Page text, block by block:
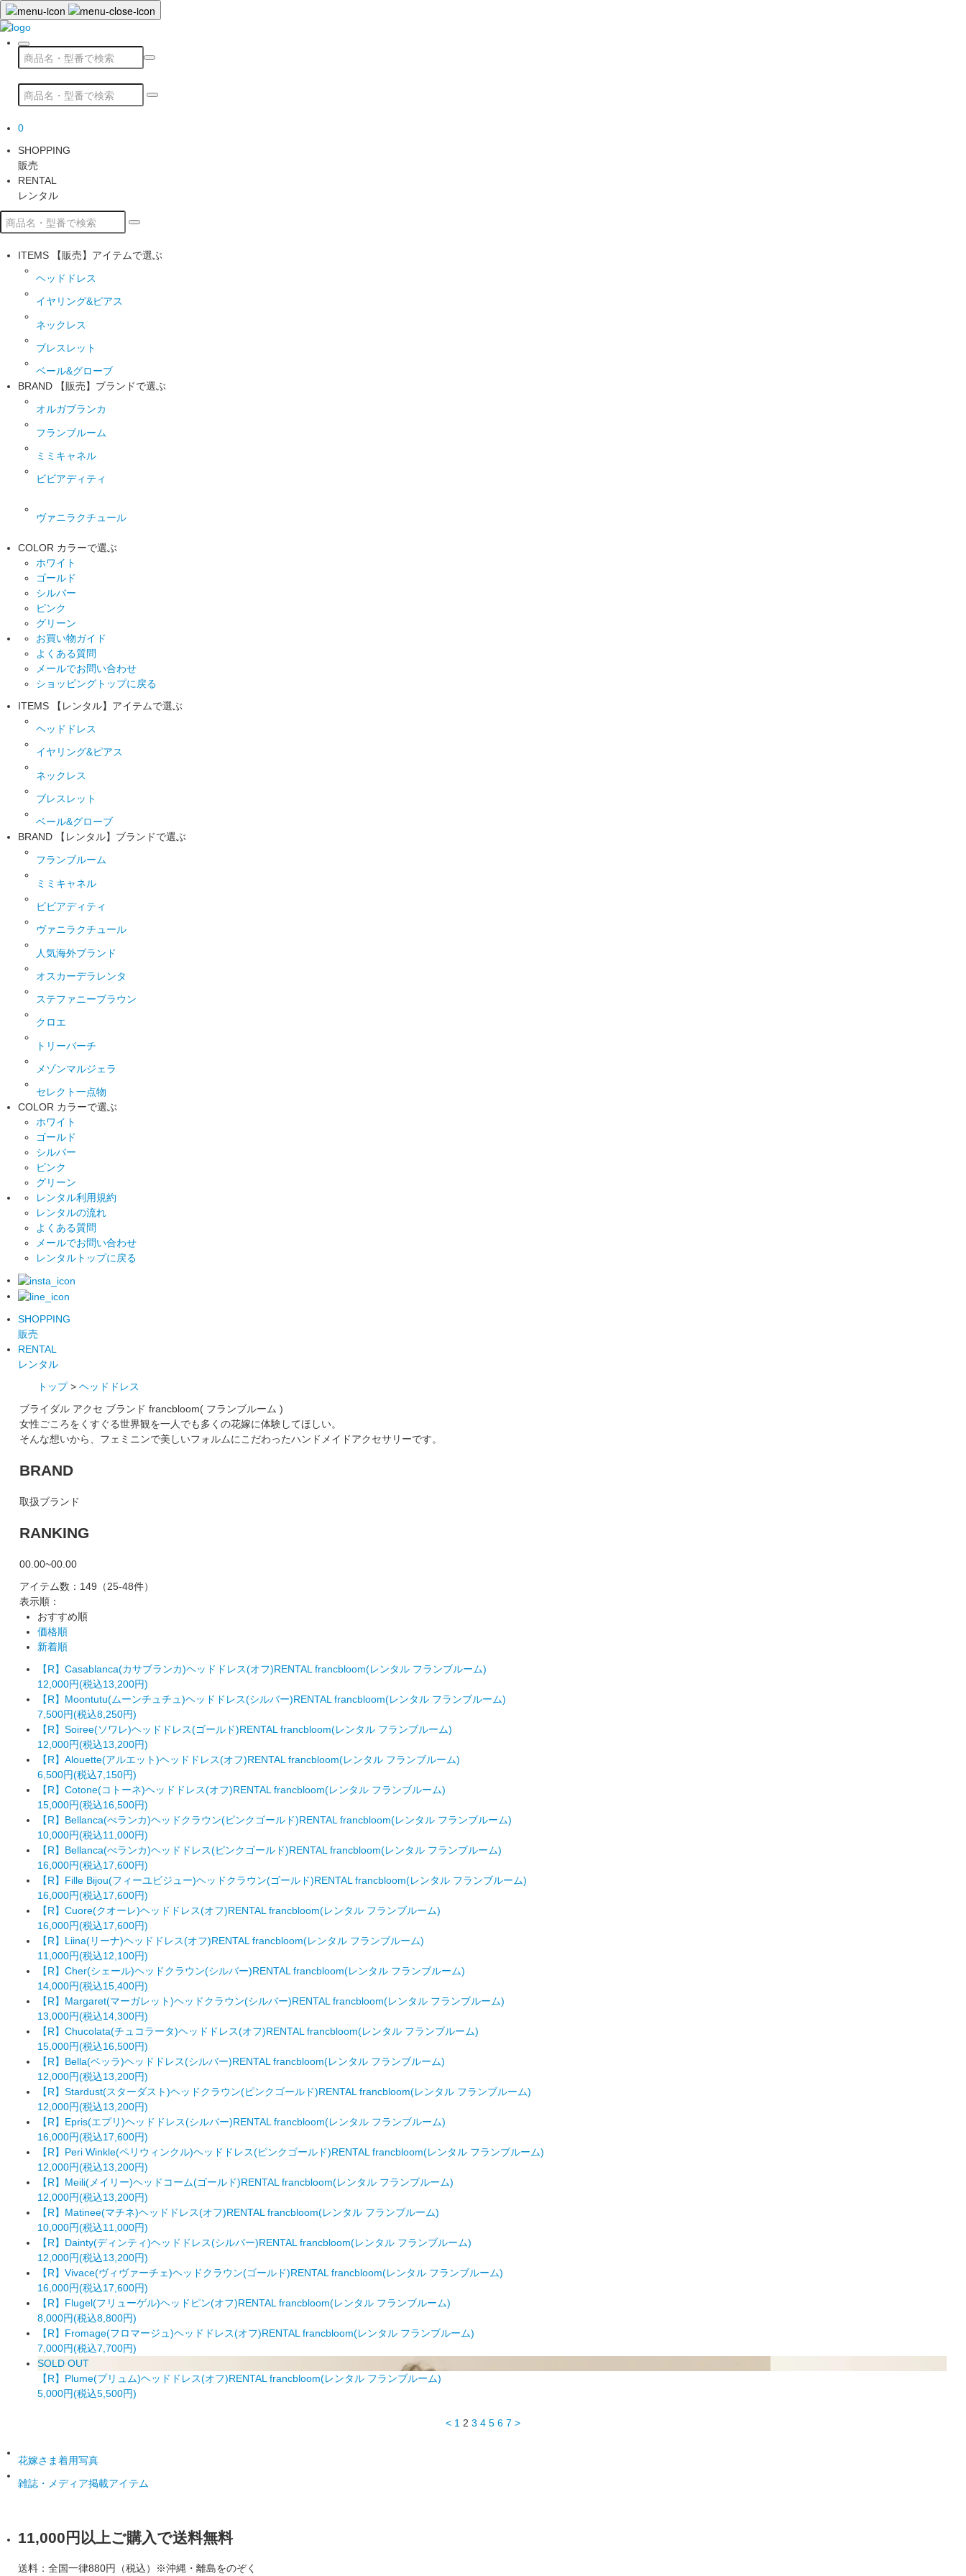
0
SHOPPING
販売
RENTAL
レンタル
ITEMS 【販売】アイテムで選ぶ
ヘッドドレス
イヤリング&ピアス
ネックレス
ブレスレット
ベール&グローブ
BRAND
【販売】ブランドで選ぶ
オルガブランカ
フランブルーム
ミミキャネル
ビビアディティ
ヴァニラクチュール
COLOR カラーで選ぶ
ホワイト
ゴールド
シルバー
ピンク
グリーン
お買い物ガイド
よくある質問
メールでお問い合わせ
ショッピングトップに戻る
ITEMS
【レンタル】アイテムで選ぶ
ヘッドドレス
イヤリング&ピアス
ネックレス
ブレスレット
ベール&グローブ
BRAND
【レンタル】ブランドで選ぶ
フランブルーム
ミミキャネル
ビビアディティ
ヴァニラクチュール
人気海外ブランド
オスカーデラレンタ
ステファニーブラウン
クロエ
トリーバーチ
メゾンマルジェラ
セレクト一点物
COLOR カラーで選ぶ
ホワイト
ゴールド
シルバー
ピンク
グリーン
レンタル利用規約
レンタルの流れ
よくある質問
メールでお問い合わせ
レンタルトップに戻る
SHOPPING
販売
RENTAL
レンタル
トップ > ヘッドドレス
ブライダル アクセ ブランド francbloom( フランブルーム )
女性ごころをくすぐる世界観を一人でも多くの花嫁に体験してほしい。
そんな想いから、フェミニンで美しいフォルムにこだわったハンドメイドアクセサリーです。
BRAND
取扱ブランド
RANKING
00.00~00.00
アイテム数：149 （25-48件）
表示順：
おすすめ順
価格順
新着順
【R】Casablanca(カサブランカ)ヘッドドレス(オフ)RENTAL francbloom(レンタル フランブルーム)
12,000円(税込13,200円)
【R】Moontutu(ムーンチュチュ)ヘッドドレス(シルバー)RENTAL francbloom(レンタル フランブルーム)
7,500円(税込8,250円)
【R】Soiree(ソワレ)ヘッドドレス(ゴールド)RENTAL francbloom(レンタル フランブルーム)
12,000円(税込13,200円)
【R】Alouette(アルエット)ヘッドドレス(オフ)RENTAL francbloom(レンタル フランブルーム)
6,500円(税込7,150円)
【R】Cotone(コトーネ)ヘッドドレス(オフ)RENTAL francbloom(レンタル フランブルーム)
15,000円(税込16,500円)
【R】Bellanca(べランカ)ヘッドクラウン(ピンクゴールド)RENTAL francbloom(レンタル フランブルーム)
10,000円(税込11,000円)
【R】Bellanca(べランカ)ヘッドドレス(ピンクゴールド)RENTAL francbloom(レンタル フランブルーム)
16,000円(税込17,600円)
【R】Fille Bijou(フィーユビジュー)ヘッドクラウン(ゴールド)RENTAL francbloom(レンタル フランブルーム)
16,000円(税込17,600円)
【R】Cuore(クオーレ)ヘッドドレス(オフ)RENTAL francbloom(レンタル フランブルーム)
16,000円(税込17,600円)
【R】Liina(リーナ)ヘッドドレス(オフ)RENTAL francbloom(レンタル フランブルーム)
11,000円(税込12,100円)
【R】Cher(シェール)ヘッドクラウン(シルバー)RENTAL francbloom(レンタル フランブルーム)
14,000円(税込15,400円)
【R】Margaret(マーガレット)ヘッドクラウン(シルバー)RENTAL francbloom(レンタル フランブルーム)
13,000円(税込14,300円)
【R】Chucolata(チュコラータ)ヘッドドレス(オフ)RENTAL francbloom(レンタル フランブルーム)
15,000円(税込16,500円)
【R】Bella(ベッラ)ヘッドドレス(シルバー)RENTAL francbloom(レンタル フランブルーム)
12,000円(税込13,200円)
【R】Stardust(スターダスト)ヘッドクラウン(ピンクゴールド)RENTAL francbloom(レンタル フランブルーム)
12,000円(税込13,200円)
【R】Epris(エプリ)ヘッドドレス(シルバー)RENTAL francbloom(レンタル フランブルーム)
16,000円(税込17,600円)
【R】Peri Winkle(ペリウィンクル)ヘッドドレス(ピンクゴールド)RENTAL francbloom(レンタル フランブルーム)
12,000円(税込13,200円)
【R】Meili(メイリー)ヘッドコーム(ゴールド)RENTAL francbloom(レンタル フランブルーム)
12,000円(税込13,200円)
【R】Matinee(マチネ)ヘッドドレス(オフ)RENTAL francbloom(レンタル フランブルーム)
10,000円(税込11,000円)
【R】Dainty(ディンティ)ヘッドドレス(シルバー)RENTAL francbloom(レンタル フランブルーム)
12,000円(税込13,200円)
【R】Vivace(ヴィヴァーチェ)ヘッドクラウン(ゴールド)RENTAL francbloom(レンタル フランブルーム)
16,000円(税込17,600円)
【R】Flugel(フリューゲル)ヘッドピン(オフ)RENTAL francbloom(レンタル フランブルーム)
8,000円(税込8,800円)
【R】Fromage(フロマージュ)ヘッドドレス(オフ)RENTAL francbloom(レンタル フランブルーム)
7,000円(税込7,700円)
SOLD OUT
【R】Plume(プリュム)ヘッドドレス(オフ)RENTAL francbloom(レンタル フランブルーム)
5,000円(税込5,500円)
< 1 2 3 4 5 6 7 >
花嫁さま着用写真
雑誌・メディア掲載アイテム
11,000円以上ご購入で送料無料
送料：全国一律880円（税込）※沖縄・離島をのぞく